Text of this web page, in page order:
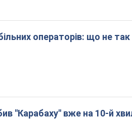
операторів: що не так
"Карабаху" вже на 10-й